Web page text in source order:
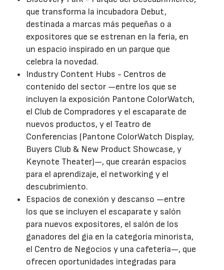
que transforma la incubadora Debut,
destinada a marcas más pequeñas o a
expositores que se estrenan en la feria, en
un espacio inspirado en un parque que
celebra la novedad.
Industry Content Hubs - Centros de
contenido del sector —entre los que se
incluyen la exposición Pantone ColorWatch,
el Club de Compradores y el escaparate de
nuevos productos, y el Teatro de
Conferencias (Pantone ColorWatch Display,
Buyers Club & New Product Showcase, y
Keynote Theater)—, que crearán espacios
para el aprendizaje, el networking y el
descubrimiento.
Espacios de conexión y descanso —entre
los que se incluyen el escaparate y salón
para nuevos expositores, el salón de los
ganadores del gia en la categoría minorista,
el Centro de Negocios y una cafetería—, que
ofrecen oportunidades integradas para